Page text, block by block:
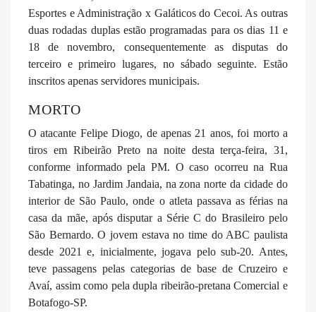
Esportes e Administração x Galáticos do Cecoi. As outras
duas rodadas duplas estão programadas para os dias 11 e
18 de novembro, consequentemente as disputas do
terceiro e primeiro lugares, no sábado seguinte. Estão
inscritos apenas servidores municipais.
MORTO
O atacante Felipe Diogo, de apenas 21 anos, foi morto a
tiros em Ribeirão Preto na noite desta terça-feira, 31,
conforme informado pela PM. O caso ocorreu na Rua
Tabatinga, no Jardim Jandaia, na zona norte da cidade do
interior de São Paulo, onde o atleta passava as férias na
casa da mãe, após disputar a Série C do Brasileiro pelo
São Bernardo. O jovem estava no time do ABC paulista
desde 2021 e, inicialmente, jogava pelo sub-20. Antes,
teve passagens pelas categorias de base de Cruzeiro e
Avaí, assim como pela dupla ribeirão-pretana Comercial e
Botafogo-SP.